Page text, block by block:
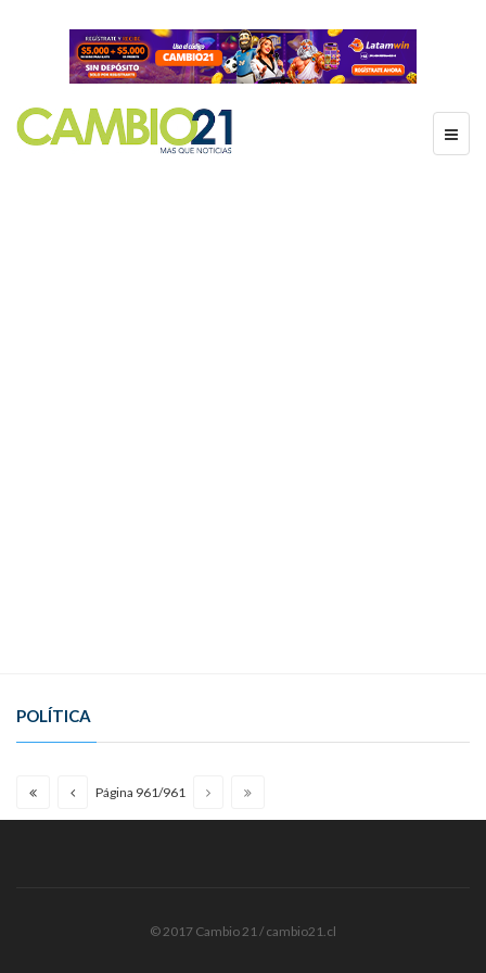
POLÍTICA
Página 961/961
© 2017 Cambio 21 / cambio21.cl